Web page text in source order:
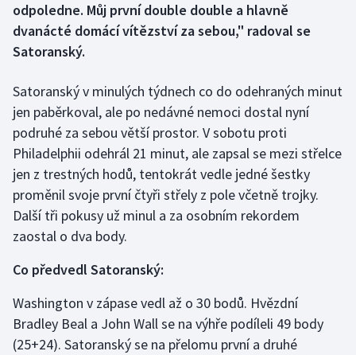
Florbal
Futsal
Golf
Gymnastika
Házená
Jezdectví
Lezení
odpoledne. Můj první double double a hlavně
dvanácté domácí vítězství za sebou," radoval se
Satoranský.
Satoranský v minulých týdnech co do odehraných minut
jen paběrkoval, ale po nedávné nemoci dostal nyní
podruhé za sebou větší prostor. V sobotu proti
Philadelphii odehrál 21 minut, ale zapsal se mezi střelce
jen z trestných hodů, tentokrát vedle jedné šestky
proměnil svoje první čtyři střely z pole včetně trojky.
Další tři pokusy už minul a za osobním rekordem
zaostal o dva body.
Co předvedl Satoranský:
Washington v zápase vedl až o 30 bodů. Hvězdní
Bradley Beal a John Wall se na výhře podíleli 49 body
(25+24). Satoranský se na přelomu první a druhé